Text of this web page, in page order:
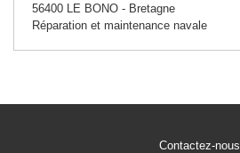
56400 LE BONO - Bretagne
Réparation et maintenance navale
Contactez-nous